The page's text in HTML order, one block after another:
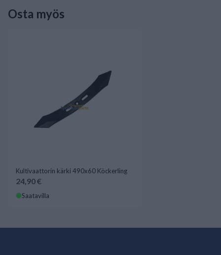
Osta myös
Kultivaattorin kärki 490x60 Köckerling
24,90 €
Saatavilla